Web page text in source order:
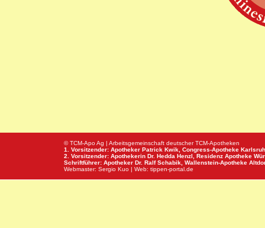
© TCM-Apo Ag | Arbeitsgemeinschaft deutscher TCM-Apotheken
1. Vorsitzender: Apotheker Patrick Kwik, Congress-Apotheke
2. Vorsitzender: Apothekerin Dr. Hedda Henzl, Residenz Apotheke
Schriftführer: Apotheker Dr. Ralf Schabik, Wallenstein-Apotheke
Webmaster: Sergio Kuo | Web: tippen-portal.de